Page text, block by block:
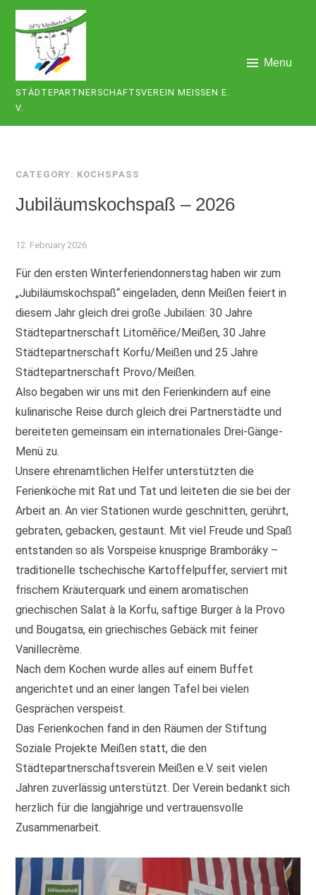
Skip
content
STÄDTEPARTNERSCHAFTSVEREIN MEISSEN E. V
.
Menu
CATEGORY: KOCHSPASS
Jubiläumskochspaß – 2026
12. February 2026
Für den ersten Winterferiendonnerstag haben wir zum
„Jubiläumskochspaß“ eingeladen, denn Meißen feiert in
diesem Jahr gleich drei große Jubiläen: 30 Jahre
Städtepartnerschaft Litoměřice/Meißen, 30 Jahre
Städtepartnerschaft Korfu/Meißen und 25 Jahre
Städtepartnerschaft Provo/Meißen.
Also begaben wir uns mit den Ferienkindern auf eine
kulinarische Reise durch gleich drei Partnerstädte und
bereiteten gemeinsam ein internationales Drei-Gänge-
Menü zu.
Unsere ehrenamtlichen Helfer unterstützten die
Ferienköche mit Rat und Tat und leiteten die sie bei der
Arbeit an. An vier Stationen wurde geschnitten, gerührt,
gebraten, gebacken, gestaunt. Mit viel Freude und Spaß
entstanden so als Vorspeise knusprige Bramboráky –
traditionelle tschechische Kartoffelpuffer, serviert mit
frischem Kräuterquark und einem aromatischen
griechischen Salat à la Korfu, saftige Burger à la Provo
und Bougatsa, ein griechisches Gebäck mit feiner
Vanillecrème.
Nach dem Kochen wurde alles auf einem Buffet
angerichtet und an einer langen Tafel bei vielen
Gesprächen verspeist.
Das Ferienkochen fand in den Räumen der Stiftung
Soziale Projekte Meißen statt, die den
Städtepartnerschaftsverein Meißen e.V. seit vielen
Jahren zuverlässig unterstützt. Der Verein bedankt sich
herzlich für die langjährige und vertrauensvolle
Zusammenarbeit.